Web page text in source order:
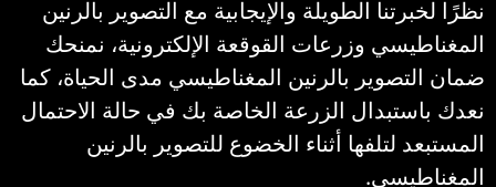
نظرًا لخبرتنا الطويلة والإيجابية مع التصوير بالرنين
المغناطيسي وزرعات القوقعة الإلكترونية، نمنحك
ضمان التصوير بالرنين المغناطيسي مدى الحياة، كما
نعدك باستبدال الزرعة الخاصة بك في حالة الاحتمال
المستبعد لتلفها أثناء الخضوع للتصوير بالرنين
المغناطيسي.